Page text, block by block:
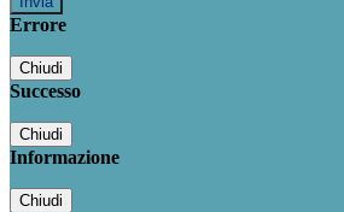
Errore
Chiudi
Successo
Chiudi
Informazione
Chiudi